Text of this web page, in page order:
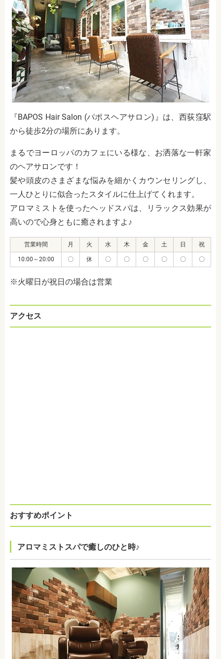
『BAPOS Hair Salon (パポスヘアサロン)』は、西荻窪駅
から徒歩2分の場所にあります。
まるでヨーロッパのカフェにいる様な、お洒落な一軒家
のヘアサロンです！
髪や頭皮のさまざまな悩みを細かくカウンセリングし、
一人ひとりに似合ったスタイルに仕上げてくれます。
アロマミストを使ったヘッドスパは、リラックス効果が
高いので心身ともに癒されますよ♪
営業時間 月 火 水 木 金 土 日 祝
10:00～20:00 〇 休 〇 〇 〇 〇 〇 〇
※火曜日が祝日の場合は営業
アクセス
おすすめポイント
アロマミストスパで癒しのひと時♪